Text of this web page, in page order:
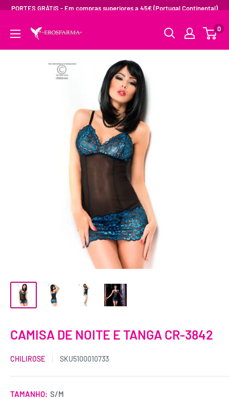
PORTES GRÁTIS - Em compras superiores a 45€ (Portugal Continental)
0
CAMISA DE NOITE E TANGA CR-3842
CHILIROSE SKU5100010733
TAMANHO: S/M